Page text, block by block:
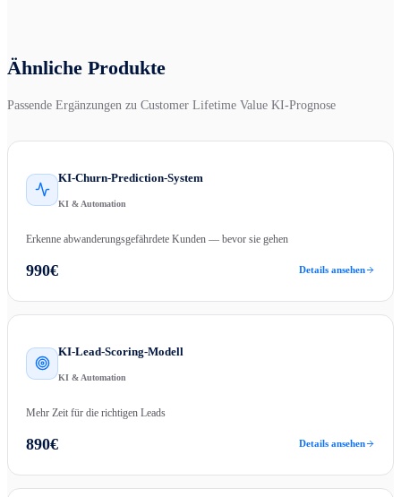
Ähnliche Produkte
Passende Ergänzungen zu Customer Lifetime Value KI-Prognose
KI-Churn-Prediction-System
KI & Automation
Erkenne abwanderungsgefährdete Kunden — bevor sie gehen
990€ Details ansehen
KI-Lead-Scoring-Modell
KI & Automation
Mehr Zeit für die richtigen Leads
890€ Details ansehen